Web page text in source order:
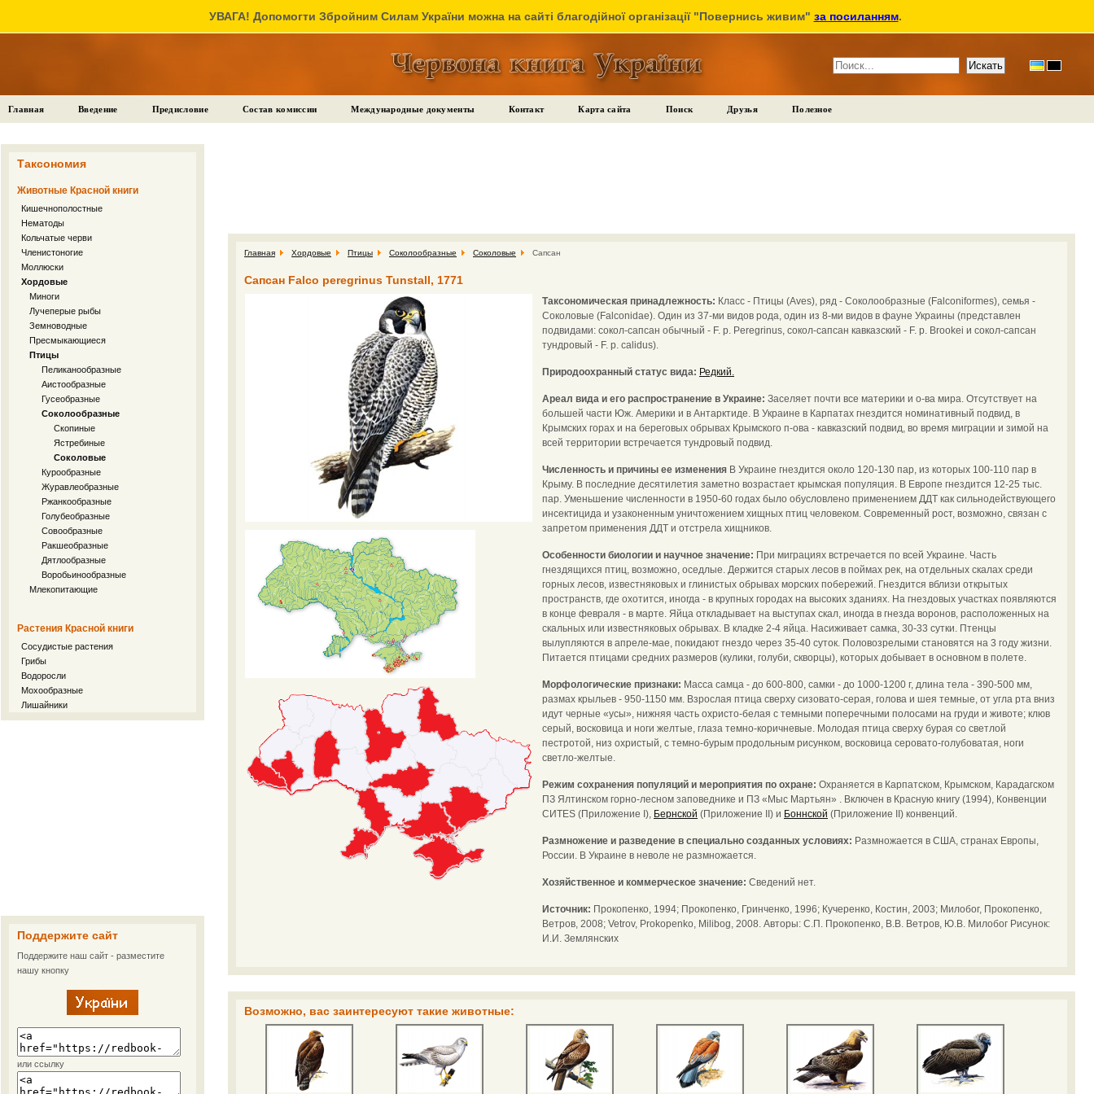
УВАГА! Допомогти Збройним Силам України можна на сайті благодійної організації "Повернись живим" за посиланням.
Главная Введение Предисловие Состав комиссии Международные документы Контакт Карта сайта Поиск Друзья Полезное
Таксономия
Животные Красной книги
Кишечнополостные
Нематоды
Кольчатые черви
Членистоногие
Моллюски
Хордовые
Миноги
Лучеперые рыбы
Земноводные
Пресмыкающиеся
Птицы
Пеликанообразные
Аистообразные
Гусеобразные
Соколообразные
Скопиные
Ястребиные
Соколовые
Курообразные
Журавлеобразные
Ржанкообразные
Голубеобразные
Совообразные
Ракшеобразные
Дятлообразные
Воробьинообразные
Млекопитающие
Растения Красной книги
Сосудистые растения
Грибы
Водоросли
Мохообразные
Лишайники
Поддержите сайт
Поддержите наш сайт - разместите
нашу кнопку
или ссылку
Главная Хордовые Птицы Соколообразные Соколовые Сапсан
Сапсан Falco peregrinus Tunstall, 1771
Таксономическая принадлежность: Класс - Птицы (Aves), ряд - Соколообразные (Falconiformes), семья -
Соколовые (Falconidae). Один из 37-ми видов рода, один из 8-ми видов в фауне Украины (представлен
подвидами: сокол-сапсан обычный - F. p. Peregrinus, сокол-сапсан кавказский - F. p. Brookei и сокол-сапсан
тундровый - F. p. calidus).
Природоохранный статус вида: Редкий.
Ареал вида и его распространение в Украине: Заселяет почти все материки и о-ва мира. Отсутствует на
большей части Юж. Америки и в Антарктиде. В Украине в Карпатах гнездится номинативный подвид, в
Крымских горах и на береговых обрывах Крымского п-ова - кавказский подвид, во время миграции и зимой на
всей территории встречается тундровый подвид.
Численность и причины ее изменения В Украине гнездится около 120-130 пар, из которых 100-110 пар в
Крыму. В последние десятилетия заметно возрастает крымская популяция. В Европе гнездится 12-25 тыс.
пар. Уменьшение численности в 1950-60 годах было обусловлено применением ДДТ как сильнодействующего
инсектицида и узаконенным уничтожением хищных птиц человеком. Современный рост, возможно, связан с
запретом применения ДДТ и отстрела хищников.
Особенности биологии и научное значение: При миграциях встречается по всей Украине. Часть
гнездящихся птиц, возможно, оседлые. Держится старых лесов в поймах рек, на отдельных скалах среди
горных лесов, известняковых и глинистых обрывах морских побережий. Гнездится вблизи открытых
пространств, где охотится, иногда - в крупных городах на высоких зданиях. На гнездовых участках появляются
в конце февраля - в марте. Яйца откладывает на выступах скал, иногда в гнезда воронов, расположенных на
скальных или известняковых обрывах. В кладке 2-4 яйца. Насиживает самка, 30-33 сутки. Птенцы
вылупляются в апреле-мае, покидают гнездо через 35-40 суток. Половозрелыми становятся на 3 году жизни.
Питается птицами средних размеров (кулики, голуби, скворцы), которых добывает в основном в полете.
Морфологические признаки: Масса самца - до 600-800, самки - до 1000-1200 г, длина тела - 390-500 мм,
размах крыльев - 950-1150 мм. Взрослая птица сверху сизовато-серая, голова и шея темные, от угла рта вниз
идут черные «усы», нижняя часть охристо-белая с темными поперечными полосами на груди и животе; клюв
серый, восковица и ноги желтые, глаза темно-коричневые. Молодая птица сверху бурая со светлой
пестротой, низ охристый, с темно-бурым продольным рисунком, восковица серовато-голубоватая, ноги
светло-желтые.
Режим сохранения популяций и мероприятия по охране: Охраняется в Карпатском, Крымском, Карадагском
ПЗ Ялтинском горно-лесном заповеднике и ПЗ «Мыс Мартьян» . Включен в Красную книгу (1994), Конвенции
CИTES (Приложение I), Бернской (Приложение II) и Боннской (Приложение II) конвенций.
Размножение и разведение в специально созданных условиях: Размножается в США, странах Европы,
России. В Украине в неволе не размножается.
Хозяйственное и коммерческое значение: Сведений нет.
Источник: Прокопенко, 1994; Прокопенко, Гринченко, 1996; Кучеренко, Костин, 2003; Милобог, Прокопенко,
Ветров, 2008; Vetrov, Prokopenko, Milibog, 2008. Авторы: С.П. Прокопенко, В.В. Ветров, Ю.В. Милобог Рисунок:
И.И. Землянских
Возможно, вас заинтересуют такие животные: